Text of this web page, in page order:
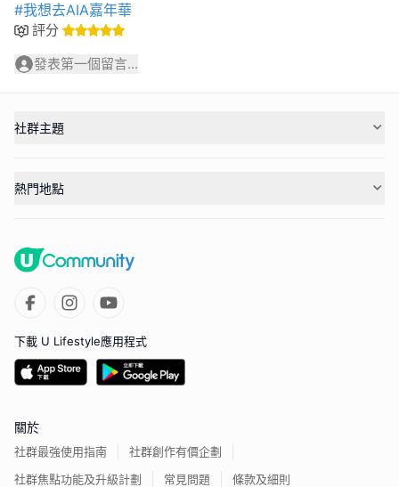
#我想去AIA嘉年華
評分
發表第一個留言...
社群主題
熱門地點
下載 U Lifestyle應用程式
關於
社群最強使用指南
社群創作有價企劃
社群焦點功能及升級計劃
常見問題 條款及細則